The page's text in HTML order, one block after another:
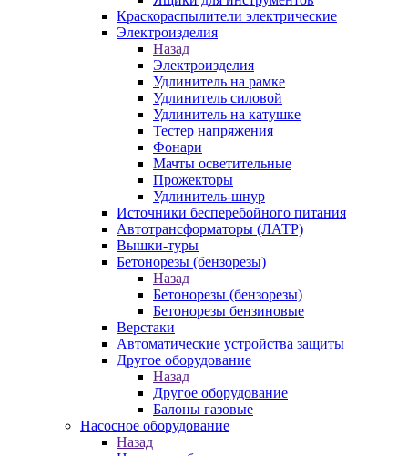
Краскораспылители электрические
Электроизделия
Назад
Электроизделия
Удлинитель на рамке
Удлинитель силовой
Удлинитель на катушке
Тестер напряжения
Фонари
Мачты осветительные
Прожекторы
Удлинитель-шнур
Источники бесперебойного питания
Автотрансформаторы (ЛАТР)
Вышки-туры
Бетонорезы (бензорезы)
Назад
Бетонорезы (бензорезы)
Бетонорезы бензиновые
Верстаки
Автоматические устройства защиты
Другое оборудование
Назад
Другое оборудование
Балоны газовые
Насосное оборудование
Назад